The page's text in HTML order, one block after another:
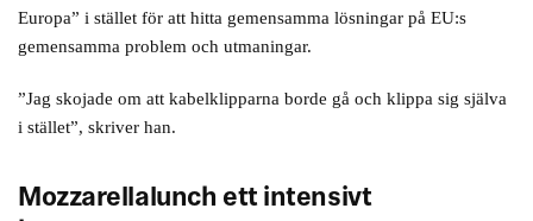
Europa” i stället för att hitta gemensamma lösningar på EU:s
gemensamma problem och utmaningar.
”Jag skojade om att kabelklipparna borde gå och klippa sig själva
i stället”, skriver han.
Mozzarellalunch ett intensivt